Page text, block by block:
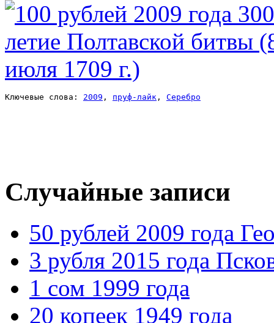
Ключевые слова: 2009 , пруф-лайк , Серебро
Случайные записи
50 рублей 2009 года
3 рубля 2015 года
1 сом 1999 года
20 копеек 1949 года